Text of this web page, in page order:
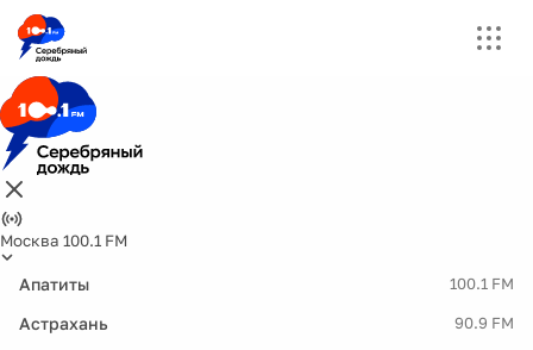
Москва 100.1 FM
Апатиты 100.1 FM
Астрахань 90.9 FM